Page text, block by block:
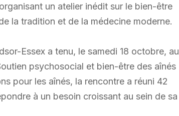
un atelier inédit sur le bien-être
la tradition et de la médecine moderne.
Essex a tenu, le samedi 18 octobre, au
psychosocial et bien-être des aînés
pour les aînés, la rencontre a réuni 42
à un besoin croissant au sein de sa